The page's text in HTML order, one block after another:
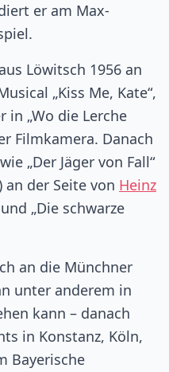
er am Max-
Löwitsch 1956 an
„Kiss Me, Kate“,
in „Wo die Lerche
Filmkamera. Danach
„Der Jäger von Fall“
an der Seite von Heinz
und „Die schwarze
an die Münchner
unter anderem in
kann – danach
in Konstanz, Köln,
Bayerische